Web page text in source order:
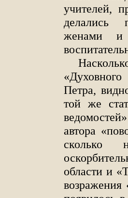
учителей,
делались
женами и
Петра,
той же
автора
сколько
области и
возражения